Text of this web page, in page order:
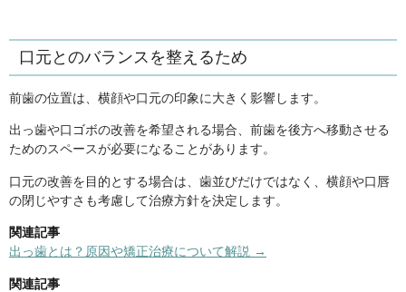
口元とのバランスを整えるため
前歯の位置は、横顔や口元の印象に大きく影響します。
出っ歯や口ゴボの改善を希望される場合、前歯を後方へ移動させる
ためのスペースが必要になることがあります。
口元の改善を目的とする場合は、歯並びだけではなく、横顔や口唇
の閉じやすさも考慮して治療方針を決定します。
関連記事
出っ歯とは？原因や矯正治療について解説 →
関連記事